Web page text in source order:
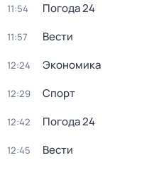
11:54 Погода 24
11:57 Вести
12:24 Экономика
12:29 Спорт
12:42 Погода 24
12:45 Вести